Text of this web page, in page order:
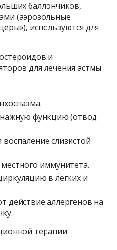
баллончиков,
(аэрозольные
используются для
и
для лечения астмы
функцию (отвод
слизистой
иммунитета.
в легких и
действие аллергенов на
терапии